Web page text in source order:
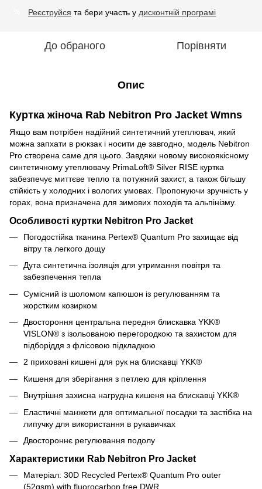
Реєструйся та бери участь у дисконтній програмі
До обраного Порівняти
Опис
Куртка жіноча Rab Nebitron Pro Jacket Wmns
Якщо вам потрібен надійний синтетичний утеплювач, який
можна запхати в рюкзак і носити де завгодно, модель Nebitron
Pro створена саме для цього. Завдяки новому високоякісному
синтетичному утеплювачу PrimaLoft® Silver RISE куртка
забезпечує миттєве тепло та потужний захист, а також більшу
стійкість у холодних і вологих умовах. Пропонуючи зручність у
горах, вона призначена для зимових походів та альпінізму.
Особливості куртки Nebitron Pro Jacket
Погодостійка тканина Pertex® Quantum Pro захищає від
вітру та легкого дощу
Дута синтетична ізоляція для утримання повітря та
забезпечення тепла
Сумісний із шоломом капюшон із регулюванням та
жорстким козирком
Двостороння центральна передня блискавка YKK®
VISLON® з ізольованою перегородкою та захистом для
підборіддя з флісовою підкладкою
2 приховані кишені для рук на блискавці YKK®
Кишеня для зберігання з петлею для кріплення
Внутрішня захисна нагрудна кишеня на блискавці YKK®
Еластичні манжети для оптимальної посадки та застібка на
липучку для використання в рукавичках
Двостороннє регулювання подолу
Характеристики Rab Nebitron Pro Jacket
Матеріал: 30D Recycled Pertex® Quantum Pro outer
(52gsm) with fluorocarbon free DWR